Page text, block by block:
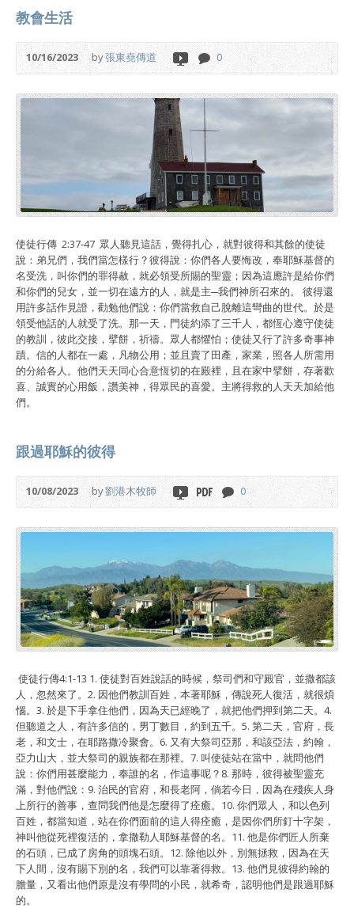
教會生活
10/16/2023 by張東堯傳道 0
使徒行傳 2:37-47 眾人聽見這話，覺得扎心，就對彼得和其餘的使徒
說：弟兄們，我們當怎樣行？彼得說：你們各人要悔改，奉耶穌基督的
名受洗，叫你們的罪得赦，就必領受所賜的聖靈；因為這應許是給你們
和你們的兒女，並一切在遠方的人，就是主─我們神所召來的。 彼得還
用許多話作見證，勸勉他們說：你們當救自己脫離這彎曲的世代。於是
領受他話的人就受了洗。那一天，門徒約添了三千人，都恆心遵守使徒
的教訓，彼此交接，擘餅，祈禱。眾人都懼怕；使徒又行了許多奇事神
蹟。信的人都在一處，凡物公用；並且賣了田產，家業，照各人所需用
的分給各人。他們天天同心合意恆切的在殿裡，且在家中擘餅，存著歡
喜、誠實的心用飯，讚美神，得眾民的喜愛。主將得救的人天天加給他
們。
跟過耶穌的彼得
10/08/2023 by劉港木牧師 0
使徒行傳4:1-13 1. 使徒對百姓說話的時候，祭司們和守殿官，並撒都該
人，忽然來了。2. 因他們教訓百姓，本著耶穌，傳說死人復活，就很煩
惱。3. 於是下手拿住他們，因為天已經晚了，就把他們押到第二天。4.
但聽道之人，有許多信的，男丁數目，約到五千。5. 第二天，官府，長
老，和文士，在耶路撒冷聚會。6. 又有大祭司亞那，和該亞法，約翰，
亞力山大，並大祭司的親族都在那裡。7. 叫使徒站在當中，就問他們
說：你們用甚麼能力，奉誰的名，作這事呢？8. 那時，彼得被聖靈充
滿，對他們說：9. 治民的官府，和長老阿，倘若今日，因為在殘疾人身
上所行的善事，查問我們他是怎麼得了痊癒。10. 你們眾人，和以色列
百姓，都當知道，站在你們面前的這人得痊癒，是因你們所釘十字架，
神叫他從死裡復活的，拿撒勒人耶穌基督的名。11. 他是你們匠人所棄
的石頭，已成了房角的頭塊石頭。12. 除他以外，別無拯救，因為在天
下人間，沒有賜下別的名，我們可以靠著得救。13. 他們見彼得約翰的
膽量，又看出他們原是沒有學問的小民，就希奇，認明他們是跟過耶穌
的。